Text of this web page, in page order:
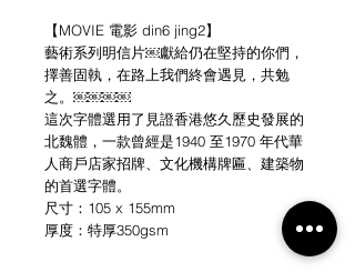
【MOVIE 電影 din6 jing2】
藝術系列明信片￼獻給仍在堅持的你們，
擇善固執，在路上我們終會遇見，共勉
之。￼￼￼￼
這次字體選用了見證香港悠久歷史發展的
北魏體，一款曾經是1940 至1970 年代華
人商戶店家招牌、文化機構牌匾、建築物
的首選字體。
尺寸：105 x 155mm
厚度：特厚350gsm